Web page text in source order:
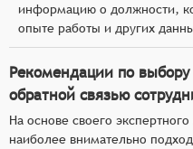
информацию о должности,
опыте работы и других
Рекомендации по
обратной связью
На основе своего
наиболее внимательно